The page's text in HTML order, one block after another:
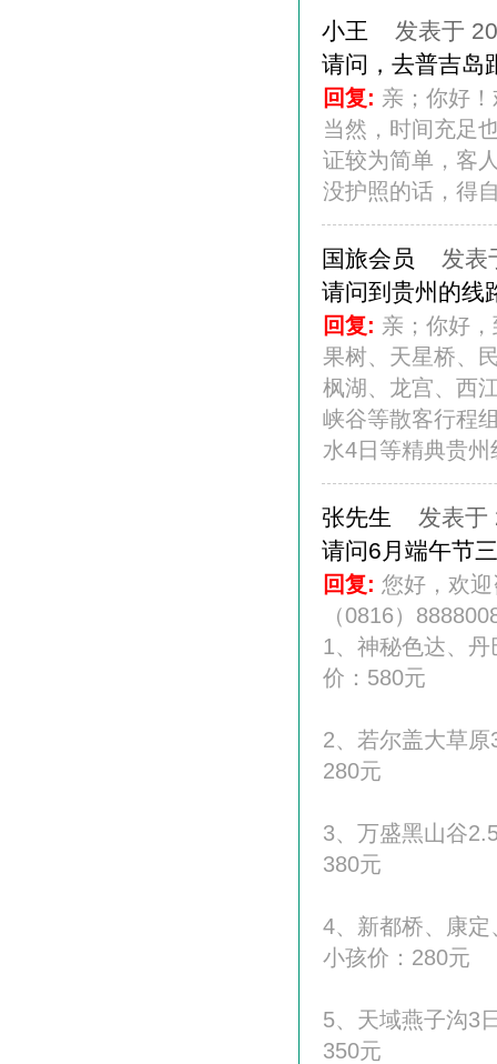
小王 发表于
请问，去普吉岛
回复: 亲；你好
当然，时间充足
证较为简单，客
没护照的话，得
国旅会员 发表
请问到贵州的线
回复: 亲；你好
果树、天星桥、
枫湖、龙宫、西
峡谷等散客行程
水4日等精典贵州
张先生 发表于
请问6月端午节
回复: 您好，欢
（0816）
1、神秘色达、
价：580元
2、若尔盖大草
280元
3、万盛黑山谷
380元
4、新都桥、康
小孩价：280元
5、天域燕子沟3
350元